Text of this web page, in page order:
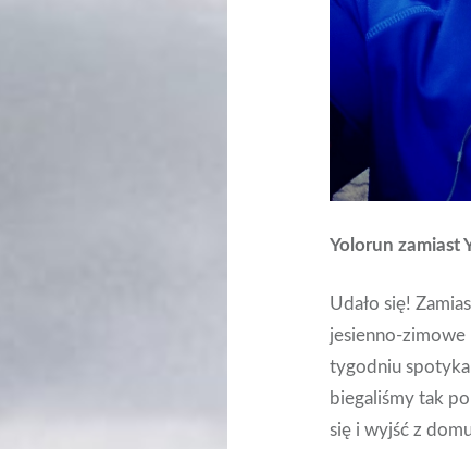
Yolorun zamiast
Udało się!
jesienno-zimowe
tygodniu
biegaliśmy tak
się i wyjść z